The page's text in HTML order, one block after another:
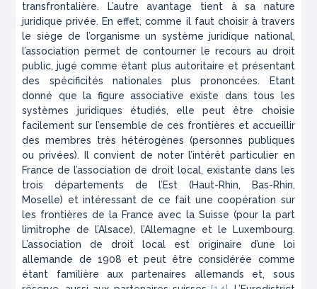
transfrontalière. L’autre avantage tient à sa nature
juridique privée. En effet, comme il faut choisir à travers
le siège de l’organisme un système juridique national,
l’association permet de contourner le recours au droit
public, jugé comme étant plus autoritaire et présentant
des spécificités nationales plus prononcées. Etant
donné que la figure associative existe dans tous les
systèmes juridiques étudiés, elle peut être choisie
facilement sur l’ensemble de ces frontières et accueillir
des membres très hétérogènes (personnes publiques
ou privées). Il convient de noter l’intérêt particulier en
France de l’association de droit local, existante dans les
trois départements de l’Est (Haut-Rhin, Bas-Rhin,
Moselle) et intéressant de ce fait une coopération sur
les frontières de la France avec la Suisse (pour la part
limitrophe de l’Alsace), l’Allemagne et le Luxembourg.
L’association de droit local est originaire d’une loi
allemande de 1908 et peut être considérée comme
étant familière aux partenaires allemands et, sous